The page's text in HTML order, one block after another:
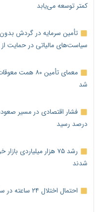
کمتر توسعه می‌یابد
تأمین سرمایه در گردش
سیاست‌های مالیاتی در حمایت از
معمای تأمین
شد
درصد رسید
رشد ۷۵ هزار میلیاردی
شدند
احتمال اختلال ۲۴ ساعته در سامانه‌های تأمین اجتماعی